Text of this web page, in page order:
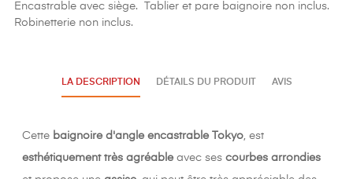
Encastrable avec siège. Tablier et pare baignoire non inclus.
Robinetterie non inclus.
LA DESCRIPTION DÉTAILS DU PRODUIT AVIS
Cette baignoire d'angle encastrable Tokyo, est
esthétiquement très agréableavec ses courbes arrondies